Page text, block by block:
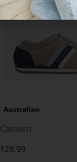
Australian
Camaro
129.99